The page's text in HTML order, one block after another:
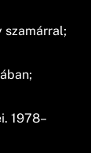
szamárral;
1978–